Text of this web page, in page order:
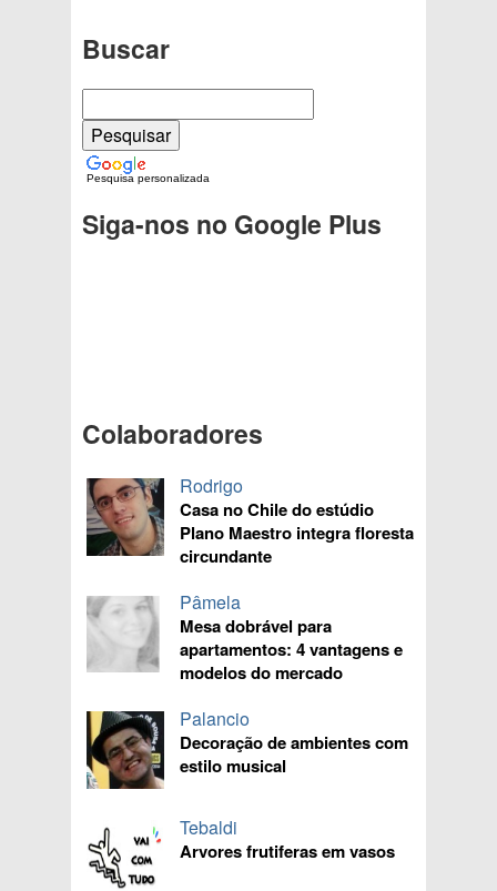
Buscar
Pesquisa personalizada
Siga-nos no Google Plus
Colaboradores
Rodrigo
Casa no Chile do estúdio
Plano Maestro integra floresta
circundante
Pâmela
Mesa dobrável para
apartamentos: 4 vantagens e
modelos do mercado
Palancio
Decoração de ambientes com
estilo musical
Tebaldi
Arvores frutiferas em vasos